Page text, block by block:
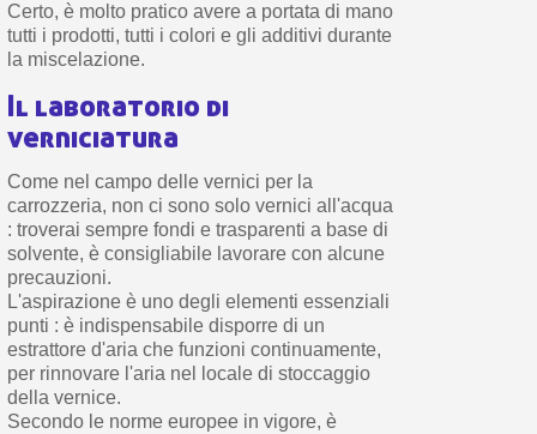
Certo, è molto pratico avere a portata di mano
tutti i prodotti, tutti i colori e gli additivi durante
la miscelazione.
Il laboratorio di
verniciatura
Come nel campo delle vernici per la
carrozzeria, non ci sono solo vernici all'acqua
: troverai sempre fondi e trasparenti a base di
solvente, è consigliabile lavorare con alcune
precauzioni.
L'aspirazione è uno degli elementi essenziali
punti : è indispensabile disporre di un
estrattore d'aria che funzioni continuamente,
per rinnovare l'aria nel locale di stoccaggio
della vernice.
Secondo le norme europee in vigore, è